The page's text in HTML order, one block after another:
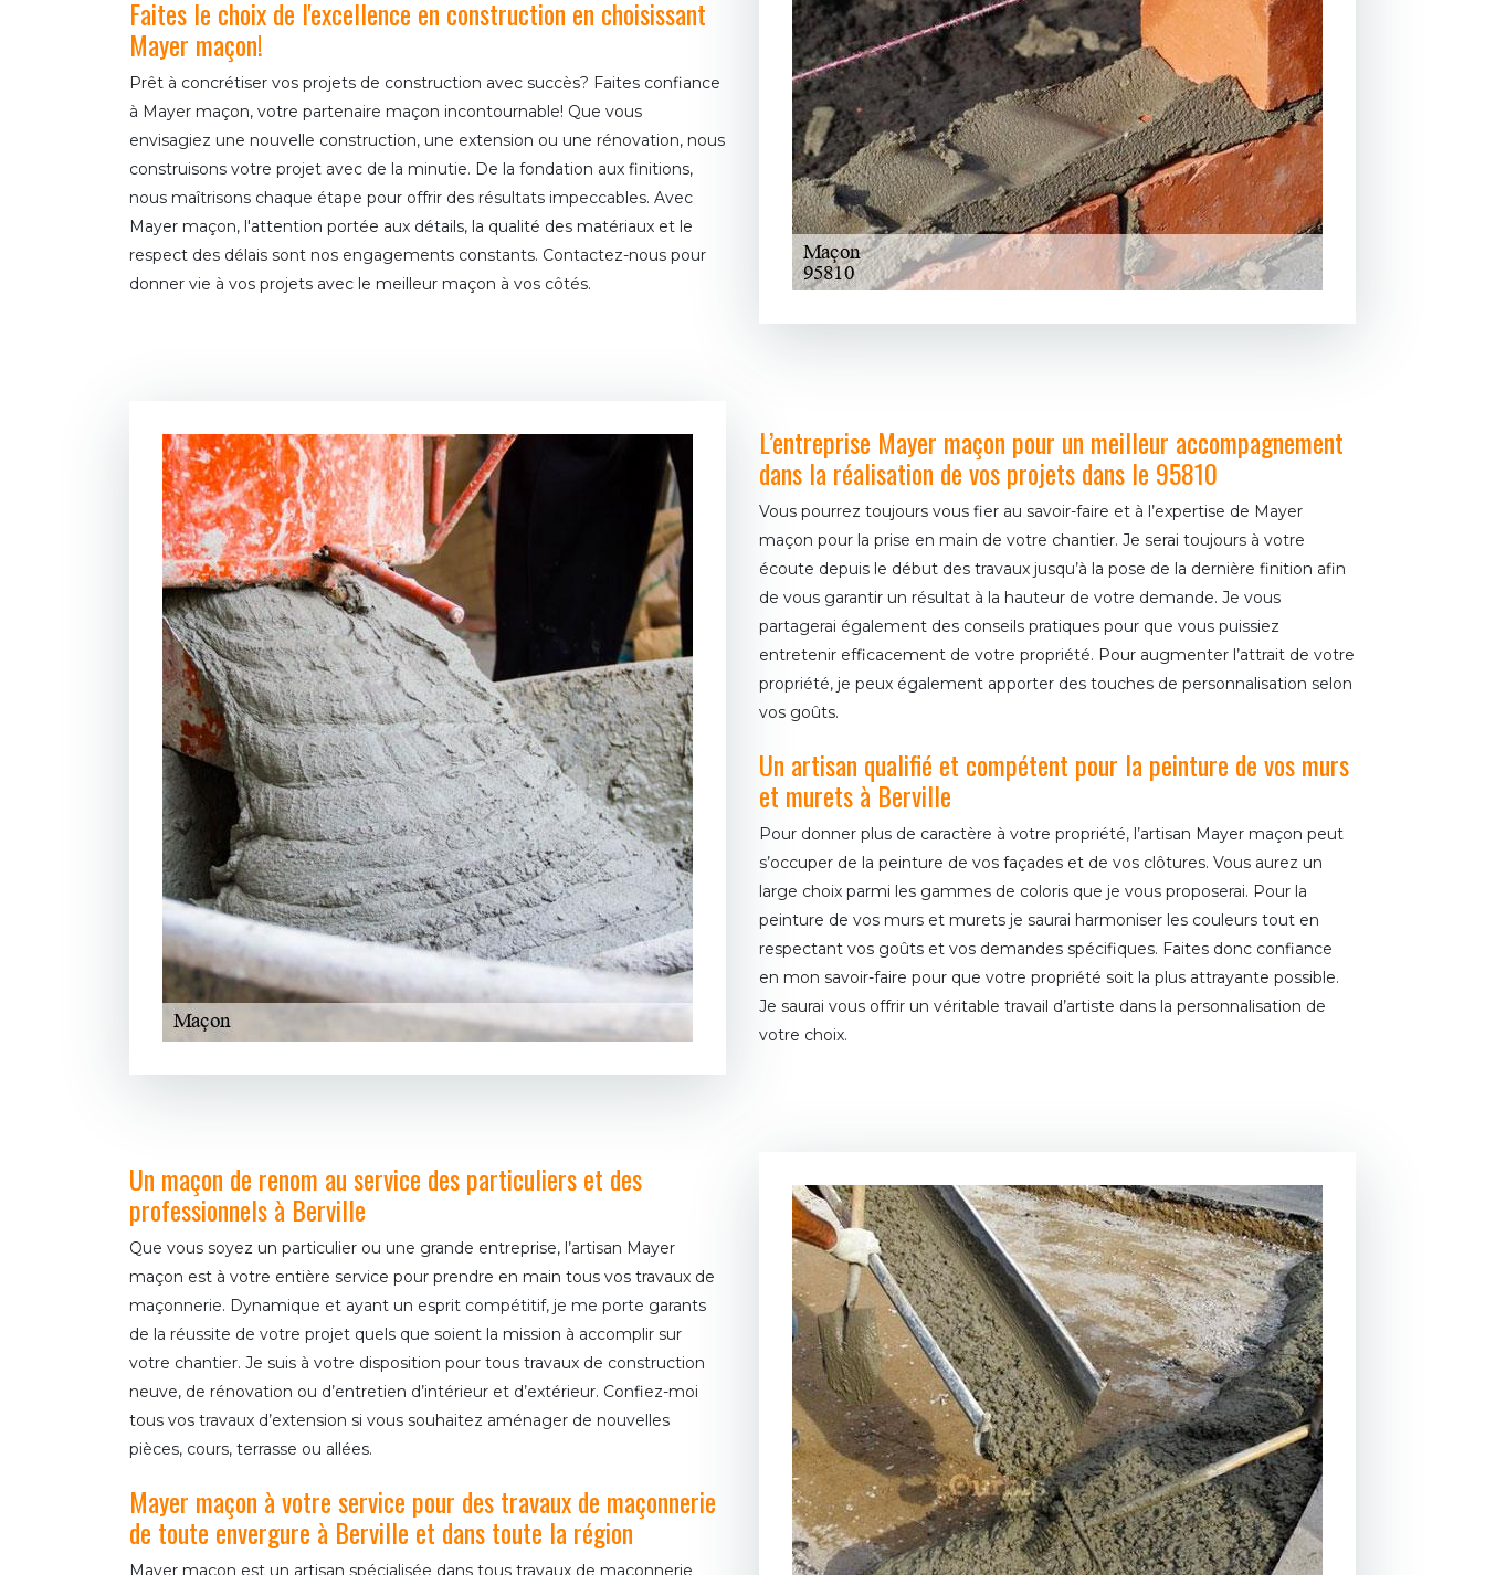
Faites le choix de l'excellence en construction en choisissant
Mayer maçon!
Prêt à concrétiser vos projets de construction avec succès? Faites confiance
à Mayer maçon, votre partenaire maçon incontournable! Que vous
envisagiez une nouvelle construction, une extension ou une rénovation, nous
construisons votre projet avec de la minutie. De la fondation aux finitions,
nous maîtrisons chaque étape pour offrir des résultats impeccables. Avec
Mayer maçon, l'attention portée aux détails, la qualité des matériaux et le
respect des délais sont nos engagements constants. Contactez-nous pour
donner vie à vos projets avec le meilleur maçon à vos côtés.
L’entreprise Mayer maçon pour un meilleur accompagnement
dans la réalisation de vos projets dans le 95810
Vous pourrez toujours vous fier au savoir-faire et à l’expertise de Mayer
maçon pour la prise en main de votre chantier. Je serai toujours à votre
écoute depuis le début des travaux jusqu’à la pose de la dernière finition afin
de vous garantir un résultat à la hauteur de votre demande. Je vous
partagerai également des conseils pratiques pour que vous puissiez
entretenir efficacement de votre propriété. Pour augmenter l’attrait de votre
propriété, je peux également apporter des touches de personnalisation selon
vos goûts.
Un artisan qualifié et compétent pour la peinture de vos murs
et murets à Berville
Pour donner plus de caractère à votre propriété, l’artisan Mayer maçon peut
s’occuper de la peinture de vos façades et de vos clôtures. Vous aurez un
large choix parmi les gammes de coloris que je vous proposerai. Pour la
peinture de vos murs et murets je saurai harmoniser les couleurs tout en
respectant vos goûts et vos demandes spécifiques. Faites donc confiance
en mon savoir-faire pour que votre propriété soit la plus attrayante possible.
Je saurai vous offrir un véritable travail d’artiste dans la personnalisation de
votre choix.
Un maçon de renom au service des particuliers et des
professionnels à Berville
Que vous soyez un particulier ou une grande entreprise, l’artisan Mayer
maçon est à votre entière service pour prendre en main tous vos travaux de
maçonnerie. Dynamique et ayant un esprit compétitif, je me porte garants
de la réussite de votre projet quels que soient la mission à accomplir sur
votre chantier. Je suis à votre disposition pour tous travaux de construction
neuve, de rénovation ou d’entretien d’intérieur et d’extérieur. Confiez-moi
tous vos travaux d’extension si vous souhaitez aménager de nouvelles
pièces, cours, terrasse ou allées.
Mayer maçon à votre service pour des travaux de maçonnerie
de toute envergure à Berville et dans toute la région
Mayer maçon est un artisan spécialisée dans tous travaux de maçonnerie